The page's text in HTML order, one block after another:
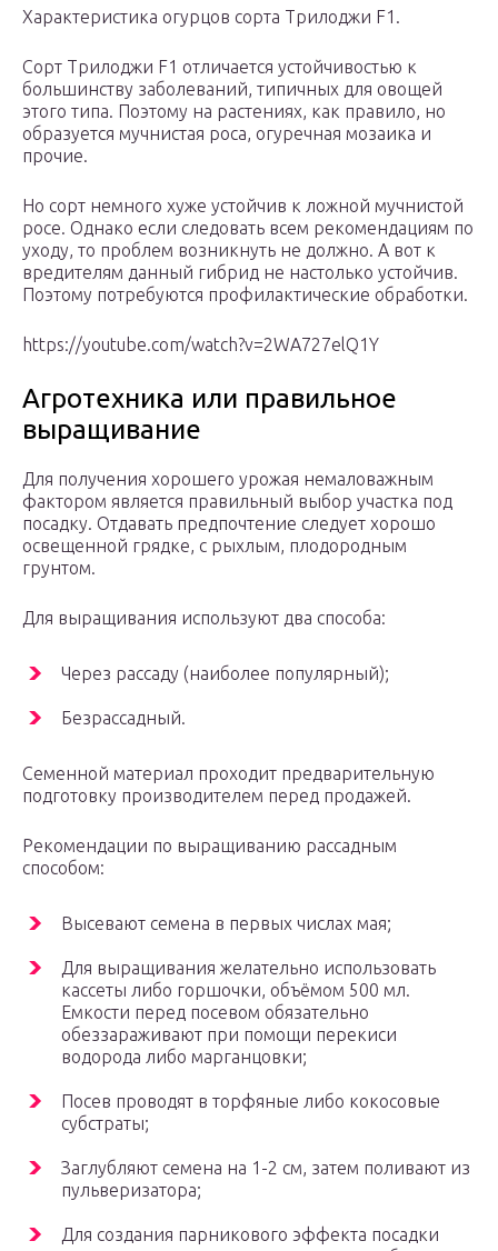
Характеристика огурцов сорта Трилоджи F1.
Сорт Трилоджи F1 отличается устойчивостью к
большинству заболеваний, типичных для овощей
этого типа. Поэтому на растениях, как правило, но
образуется мучнистая роса, огуречная мозаика и
прочие.
Но сорт немного хуже устойчив к ложной мучнистой
росе. Однако если следовать всем рекомендациям по
уходу, то проблем возникнуть не должно. А вот к
вредителям данный гибрид не настолько устойчив.
Поэтому потребуются профилактические обработки.
https://youtube.com/watch?v=2WA727elQ1Y
Агротехника или правильное
выращивание
Для получения хорошего урожая немаловажным
фактором является правильный выбор участка под
посадку. Отдавать предпочтение следует хорошо
освещенной грядке, с рыхлым, плодородным
грунтом.
Для выращивания используют два способа:
Через рассаду (наиболее популярный);
Безрассадный.
Семенной материал проходит предварительную
подготовку производителем перед продажей.
Рекомендации по выращиванию рассадным
способом:
Высевают семена в первых числах мая;
Для выращивания желательно использовать
кассеты либо горшочки, объёмом 500 мл.
Емкости перед посевом обязательно
обеззараживают при помощи перекиси
водорода либо марганцовки;
Посев проводят в торфяные либо кокосовые
субстраты;
Заглубляют семена на 1-2 см, затем поливают из
пульверизатора;
Для создания парникового эффекта посадки